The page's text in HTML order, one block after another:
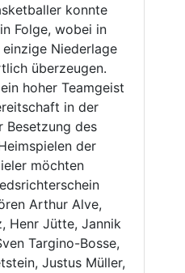
konnte
Folge, wobei in
Niederlage
überzeugen.
hoher Teamgeist
in der
Besetzung des
der
möchten
Arthur Alve,
Henr Jütte, Jannik
Targino-Bosse,
Justus Müller,